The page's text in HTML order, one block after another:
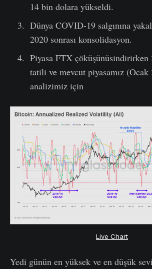
14 bin dolara yükseldi.
Dünya COVID-19 salgınına
2020 sonrası konsolidasyon.
Piyasa FTX çöküşünüsindirirken
tatili ve mevcut piyasamız (Ocak
analizimiz için
Live Chart
Yedi günün en yüksek ve en düşük